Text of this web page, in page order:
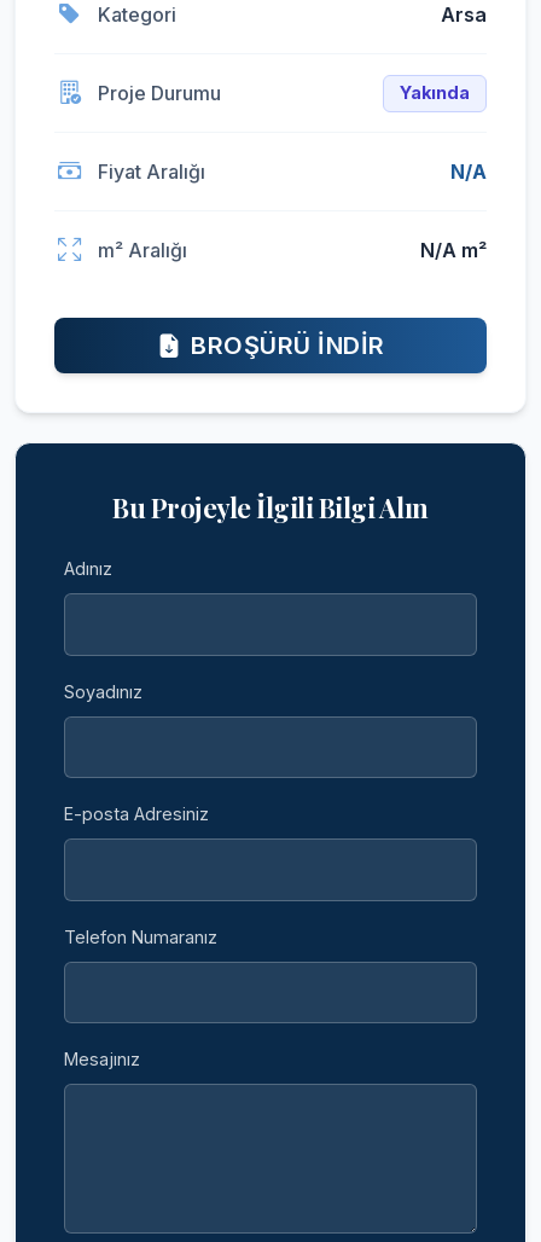
Kategori Arsa
Proje Durumu Yakında
Fiyat Aralığı N/A
m² Aralığı N/A m²
BROŞÜRÜ İNDIR
Bu Projeyle İlgili Bilgi Alın
Adınız
Soyadınız
E-posta Adresiniz
Telefon Numaranız
Mesajınız